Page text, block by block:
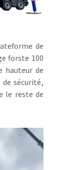
de
forste 100
hauteur de
sécurité,
le reste de